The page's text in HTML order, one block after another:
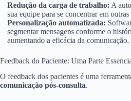
Redução da carga de trabalho: A
sua equipe para se concentrar em outras
Personalização automatizada:
segmentar mensagens conforme o
aumentando a eficácia da comunicação.
Feedback do Paciente: Uma Parte
O feedback dos pacientes é uma
comunicação pós-consulta.